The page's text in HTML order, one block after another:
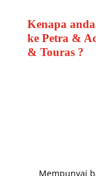
Kenapa
ke Petra &
& Touras ?
Mempunyai